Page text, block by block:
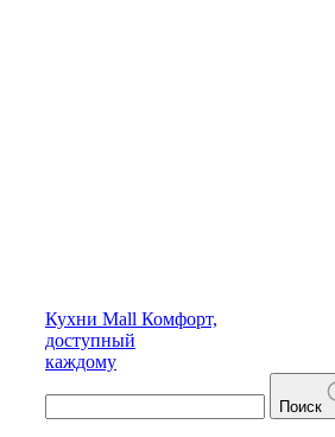
Кухни Mall Комфорт,
доступный
каждому
Поиск